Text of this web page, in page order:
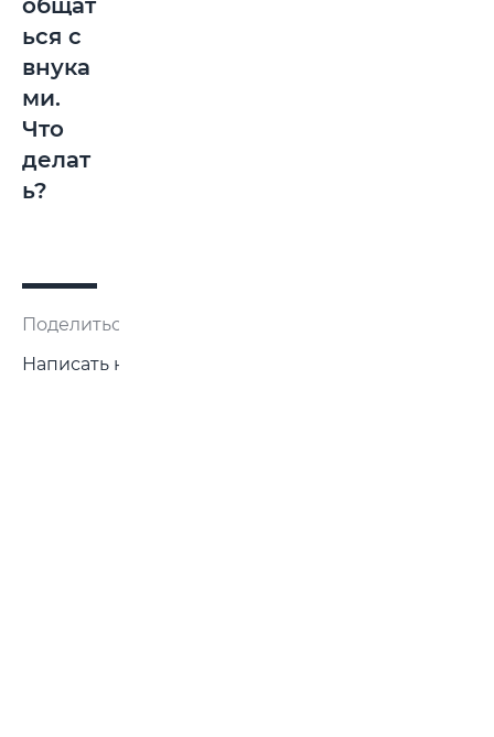
общат
ься с
внука
ми.
Что
делат
ь?
Поделиться:
Написать нам